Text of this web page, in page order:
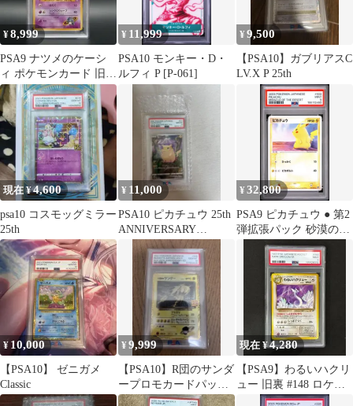
¥8,999
PSA9 ナツメのケーシ
ィ ポケモンカード 旧裏
面 ジム拡張 ポケカ レ
アカード
¥ 11,999
PSA10 モンキー・D・
ルフィ P [P-061]
¥9,500
【PSA10】ガブリアスC
LV.X P 25th
現在 ¥4,600
psa10 コスモッグミラー
25th
¥ 11,000
PSA10 ピカチュウ 25th
ANNIVERSARY
COLLECTION
¥32,800
PSA9 ピカチュウ ● 第2
弾拡張パック 砂漠のき
せき 022/053
¥ 10,000
【PSA10】 ゼニガメ
Classic
¥9,999
【PSA10】R団のサンダ
ープロモカードパック
25th ANNIVERSARY
現在 ¥4,280
【PSA9】わるいハクリ
ュー 旧裏 #148 ロケッ